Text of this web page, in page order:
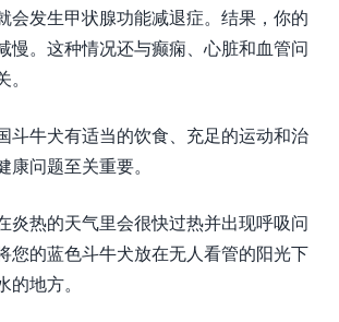
会发生甲状腺功能减退症。结果，你的
慢。这种情况还与癫痫、心脏和血管问
斗牛犬有适当的饮食、充足的运动和治
问题至关重要。
炎热的天气里会很快过热并出现呼吸问
您的蓝色斗牛犬放在无人看管的阳光下
地方。